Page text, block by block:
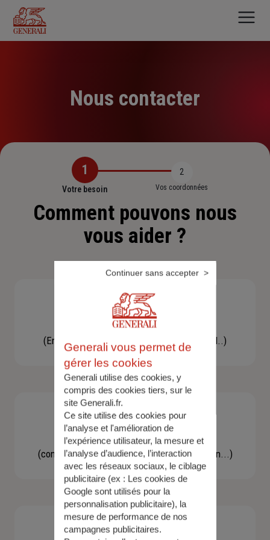
contenu
principal
Nous contacter
1
Votre besoin
2
Vos coordonnées
Comment pouvons nous
vous aider ?
Besoin d'une assistance
(En cas d'accident, bris de glace, un conseil..)
Demande d'information
(concernant une actualité, une réglementation...)
Generali vous permet de
gérer les cookies
Generali utilise des cookies, y
compris des cookies tiers, sur le
site Generali.fr.
Ce site utilise des cookies pour
l’analyse et l'amélioration de
l’expérience utilisateur, la mesure et
l’analyse d’audience, l’interaction
avec les réseaux sociaux, le ciblage
publicitaire (ex : Les cookies de
Google sont utilisés pour la
personnalisation publicitaire), la
mesure de performance de nos
campagnes publicitaires.
Continuer sans accepter